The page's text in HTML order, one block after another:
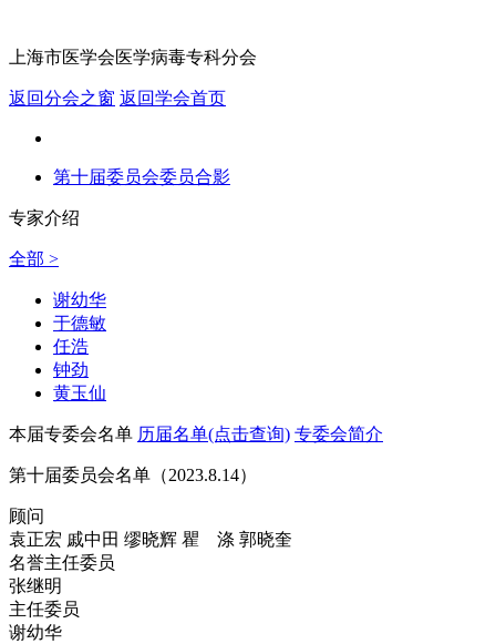
上海市医学会医学病毒专科分会
返回分会之窗 返回学会首页
第十届委员会委员合影
专家介绍
全部 >
谢幼华
于德敏
任浩
钟劲
黄玉仙
本届专委会名单 历届名单(点击查询) 专委会简介
第十届委员会名单（2023.8.14）
顾问
袁正宏 戚中田 缪晓辉 瞿 涤 郭晓奎
名誉主任委员
张继明
主任委员
谢幼华